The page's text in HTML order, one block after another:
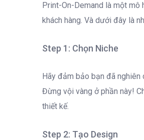
Print-On-Demand là một
khách hàng. Và dưới đây là
Step 1: Chọn Niche
Hãy đảm bảo bạn đã nghiên
Đừng vội vàng ở phần này!
thiết kế.
Step 2: Tạo Design